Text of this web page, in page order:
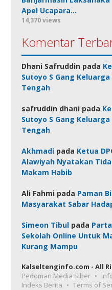
Apel Ucapara…
14,370 views
Komentar
Dhani Safruddin pada
Sutoyo S Gang
Tengah
safruddin dhani pada
Sutoyo S Gang
Tengah
Akhmadi pada Ketua
Alawiyah Nyatakan
Makam Habib
Ali Fahmi pada Paman
Masyarakat Sabar
Simeon Tibul pada
Sekolah Online Untuk
Kurang Mampu
Kalseltenginfo.com - All
Pedoman Media Siber
Indeks Berita
Terms of